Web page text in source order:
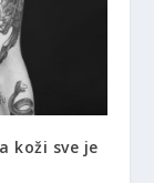
koži sve je